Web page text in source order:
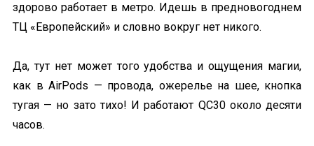
здорово работает в метро. Идешь в предновогоднем
ТЦ «Европейский» и словно вокруг нет никого.
Да, тут нет может того удобства и ощущения магии,
как в AirPods — провода, ожерелье на шее, кнопка
тугая — но зато тихо! И работают QC30 около десяти
часов.